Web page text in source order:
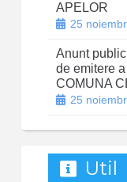
APELOR
25
Anunt
de emitere
COMUNA
25
Util